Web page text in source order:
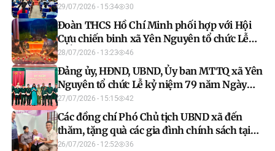
29/07/2026 - 15:34 30
Đoàn THCS Hồ Chí Minh phối hợp với Hội
Cựu chiến binh xã Yên Nguyên tổ chức Lễ
thắp nến tri ân
28/07/2026 - 13:23 46
Đảng ủy, HĐND, UBND, Ủy ban MTTQ xã Yên
Nguyên tổ chức Lễ kỷ niệm 79 năm Ngày
Thương binh – Liệt sĩ (27/7/1947 –
27/7/2026).
27/07/2026 - 15:15 42
Các đồng chí Phó Chủ tịch UBND xã đến
thăm, tặng quà các gia đình chính sách tại
các địa phương
26/07/2026 - 12:52 36